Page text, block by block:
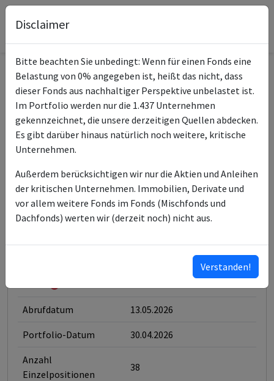
Informationen zum Fonds
Name
Amundi MSCI Europe Hgh
Dvdnd Factor UCITS ETF-E(C)
ISIN des Fonds
Typ des Fonds ETF
Fondsmanagement Amundi Luxembourg SA
SAS
Abrufdatum 13.05.2026
Portfolio-Datum 30.04.2026
Anzahl
Einzelpositionen
38
Disclaimer
Bitte beachten Sie unbedingt: Wenn für einen Fonds eine
Belastung von 0% angegeben ist, heißt das nicht, dass
dieser Fonds aus nachhaltiger Perspektive unbelastet ist.
Im Portfolio werden nur die 1.437 Unternehmen
gekennzeichnet, die unsere derzeitigen Quellen abdecken.
Es gibt darüber hinaus natürlich noch weitere, kritische
Unternehmen.
Außerdem berücksichtigen wir nur die Aktien und Anleihen
der kritischen Unternehmen. Immobilien, Derivate und
vor allem weitere Fonds im Fonds (Mischfonds und
Dachfonds) werten wir (derzeit noch) nicht aus.
Verstanden!